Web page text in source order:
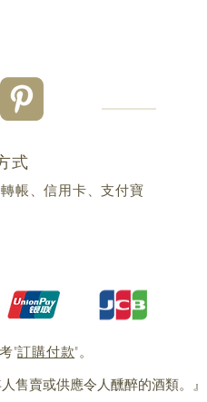
式
帳、信用卡、支付寶
"訂購付款"。
售賣或供應令人醺醉的酒類。』